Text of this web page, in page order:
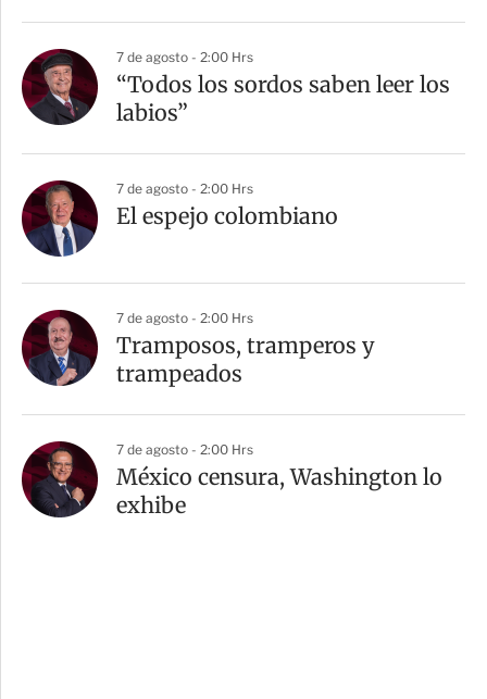
7 de agosto - 2:00 Hrs
“Todos los sordos saben leer los
labios”
7 de agosto - 2:00 Hrs
El espejo colombiano
7 de agosto - 2:00 Hrs
Tramposos, tramperos y
trampeados
7 de agosto - 2:00 Hrs
México censura, Washington lo
exhibe